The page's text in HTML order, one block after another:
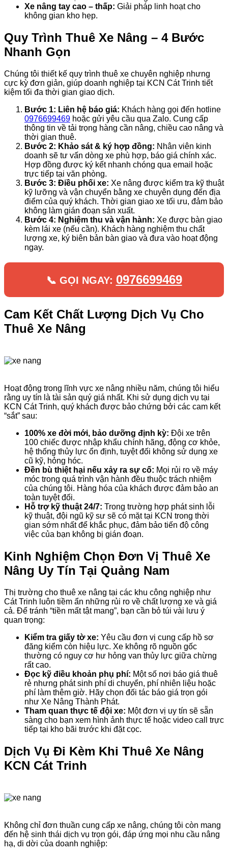
Xe nâng tay cao – thấp: Giải pháp linh hoạt cho
không gian kho hẹp.
Quy Trình Thuê Xe Nâng – 4 Bước
Nhanh Gọn
Chúng tôi thiết kế quy trình thuê xe chuyên nghiệp nhưng
cực kỳ đơn giản, giúp doanh nghiệp tại KCN Cát Trinh tiết
kiệm tối đa thời gian giao dịch.
Bước 1: Liên hệ báo giá: Khách hàng gọi đến hotline
0976699469 hoặc gửi yêu cầu qua Zalo. Cung cấp
thông tin về tải trọng hàng cần nâng, chiều cao nâng và
thời gian thuê.
Bước 2: Khảo sát & ký hợp đồng: Nhân viên kinh
doanh sẽ tư vấn dòng xe phù hợp, báo giá chính xác.
Hợp đồng được ký kết nhanh chóng qua email hoặc
trực tiếp tại văn phòng.
Bước 3: Điều phối xe: Xe nâng được kiểm tra kỹ thuật
kỹ lưỡng và vận chuyển bằng xe chuyên dụng đến địa
điểm của quý khách. Thời gian giao xe tối ưu, đảm bảo
không làm gián đoạn sản xuất.
Bước 4: Nghiệm thu và vận hành: Xe được bàn giao
kèm lái xe (nếu cần). Khách hàng nghiệm thu chất
lượng xe, ký biên bản bàn giao và đưa vào hoạt động
ngay.
📞 GỌI NGAY: 0976699469
Cam Kết Chất Lượng Dịch Vụ Cho
Thuê Xe Nâng
Hoạt động trong lĩnh vực xe nâng nhiều năm, chúng tôi hiểu
rằng uy tín là tài sản quý giá nhất. Khi sử dụng dịch vụ tại
KCN Cát Trinh, quý khách được bảo chứng bởi các cam kết
“sắt” sau:
100% xe đời mới, bảo dưỡng định kỳ: Đội xe trên
100 chiếc được nhập khẩu chính hãng, động cơ khỏe,
hệ thống thủy lực ổn định, tuyệt đối không sử dụng xe
cũ kỹ, hỏng hóc.
Đền bù thiệt hại nếu xảy ra sự cố: Mọi rủi ro về máy
móc trong quá trình vận hành đều thuộc trách nhiệm
của chúng tôi. Hàng hóa của khách được đảm bảo an
toàn tuyệt đối.
Hỗ trợ kỹ thuật 24/7: Trong trường hợp phát sinh lỗi
kỹ thuật, đội ngũ kỹ sư sẽ có mặt tại KCN trong thời
gian sớm nhất để khắc phục, đảm bảo tiến độ công
việc của bạn không bị gián đoạn.
Kinh Nghiệm Chọn Đơn Vị Thuê Xe
Nâng Uy Tín Tại Quảng Nam
Thị trường cho thuê xe nâng tại các khu công nghiệp như
Cát Trinh luôn tiềm ẩn những rủi ro về chất lượng xe và giá
cả. Để tránh “tiền mất tật mang”, bạn cần bỏ túi vài lưu ý
quan trọng:
Kiểm tra giấy tờ xe: Yêu cầu đơn vị cung cấp hồ sơ
đăng kiểm còn hiệu lực. Xe không rõ nguồn gốc
thường có nguy cơ hư hỏng van thủy lực giữa chừng
rất cao.
Đọc kỹ điều khoản phụ phí: Một số nơi báo giá thuê
rẻ nhưng phát sinh phí di chuyển, phí nhiên liệu hoặc
phí làm thêm giờ. Hãy chọn đối tác báo giá trọn gói
như Xe Nâng Thành Phát.
Tham quan thực tế đội xe: Một đơn vị uy tín sẽ sẵn
sàng cho bạn xem hình ảnh thực tế hoặc video call trực
tiếp tại kho bãi trước khi đặt cọc.
Dịch Vụ Đi Kèm Khi Thuê Xe Nâng
KCN Cát Trinh
Không chỉ đơn thuần cung cấp xe nâng, chúng tôi còn mang
đến hệ sinh thái dịch vụ trọn gói, đáp ứng mọi nhu cầu nâng
hạ, di dời của doanh nghiệp: